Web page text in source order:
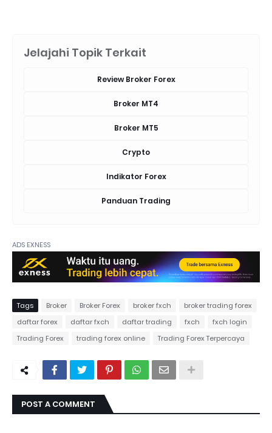
Jelajahi Topik Terkait
Review Broker Forex
Broker MT4
Broker MT5
Crypto
Indikator Forex
Panduan Trading
ADS EXNESS
Tags Broker Broker Forex broker fxch
broker trading forex
daftar forex
daftar fxch daftar trading fxch
fxch login
Trading Forex
trading forex online Trading Forex Terpercaya
POST A COMMENT